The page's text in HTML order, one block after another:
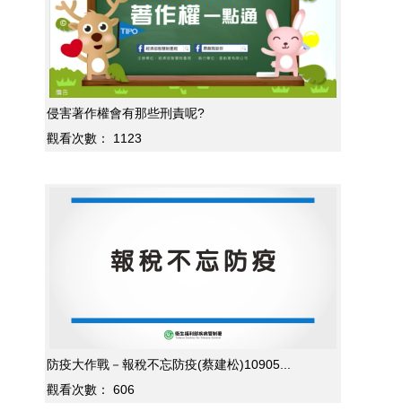
侵害著作權會有那些刑責呢?
觀看次數：
1123
防疫大作戰－報稅不忘防疫(蔡建松)10905...
觀看次數：
606